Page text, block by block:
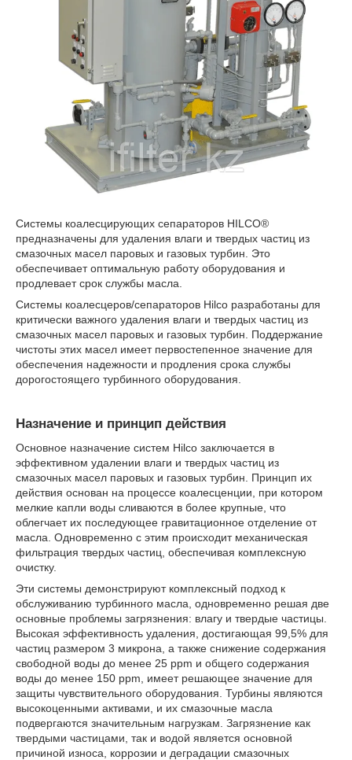
Системы коалесцирующих сепараторов HILCO®
предназначены для удаления влаги и твердых частиц из
смазочных масел паровых и газовых турбин. Это
обеспечивает оптимальную работу оборудования и
продлевает срок службы масла.
Системы коалесцеров/сепараторов Hilco разработаны для
критически важного удаления влаги и твердых частиц из
смазочных масел паровых и газовых турбин. Поддержание
чистоты этих масел имеет первостепенное значение для
обеспечения надежности и продления срока службы
дорогостоящего турбинного оборудования.
Назначение и принцип действия
Основное назначение систем Hilco заключается в
эффективном удалении влаги и твердых частиц из
смазочных масел паровых и газовых турбин. Принцип их
действия основан на процессе коалесценции, при котором
мелкие капли воды сливаются в более крупные, что
облегчает их последующее гравитационное отделение от
масла. Одновременно с этим происходит механическая
фильтрация твердых частиц, обеспечивая комплексную
очистку.
Эти системы демонстрируют комплексный подход к
обслуживанию турбинного масла, одновременно решая две
основные проблемы загрязнения: влагу и твердые частицы.
Высокая эффективность удаления, достигающая 99,5% для
частиц размером 3 микрона, а также снижение содержания
свободной воды до менее 25 ppm и общего содержания
воды до менее 150 ppm, имеет решающее значение для
защиты чувствительного оборудования. Турбины являются
высокоценными активами, и их смазочные масла
подвергаются значительным нагрузкам. Загрязнение как
твердыми частицами, так и водой является основной
причиной износа, коррозии и деградации смазочных